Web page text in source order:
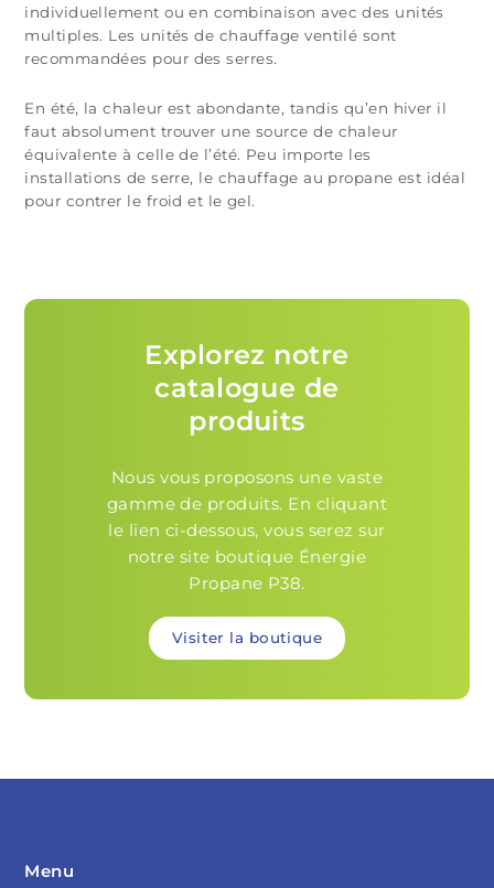
individuellement ou en combinaison avec des unités
multiples. Les unités de chauffage ventilé sont
recommandées pour des serres.
En été, la chaleur est abondante, tandis qu’en hiver il
faut absolument trouver une source de chaleur
équivalente à celle de l’été. Peu importe les
installations de serre, le chauffage au propane est idéal
pour contrer le froid et le gel.
Explorez notre
catalogue de
produits
Nous vous proposons une vaste
gamme de produits. En cliquant
le lien ci-dessous, vous serez sur
notre site boutique Énergie
Propane P38.
Visiter la boutique
Menu